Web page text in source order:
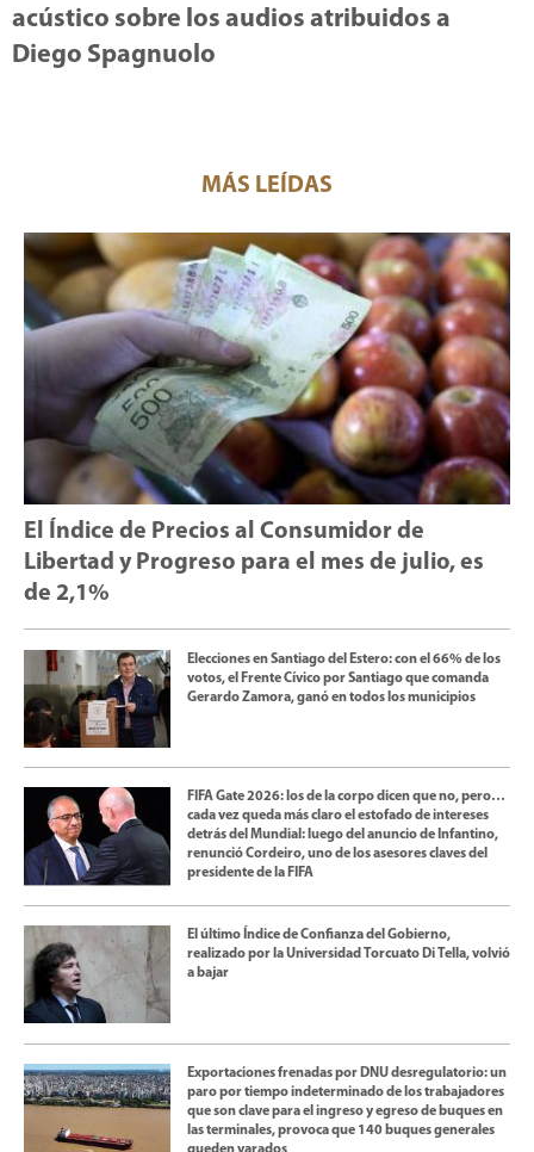
acústico sobre los audios atribuidos a
Diego Spagnuolo
MÁS LEÍDAS
El Índice de Precios al Consumidor de
Libertad y Progreso para el mes de julio, es
de 2,1%
Elecciones en Santiago del Estero: con el 66% de los
votos, el Frente Cívico por Santiago que comanda
Gerardo Zamora, ganó en todos los municipios
FIFA Gate 2026: los de la corpo dicen que no, pero…
cada vez queda más claro el estofado de intereses
detrás del Mundial: luego del anuncio de Infantino,
renunció Cordeiro, uno de los asesores claves del
presidente de la FIFA
El último Índice de Confianza del Gobierno,
realizado por la Universidad Torcuato Di Tella, volvió
a bajar
Exportaciones frenadas por DNU desregulatorio: un
paro por tiempo indeterminado de los trabajadores
que son clave para el ingreso y egreso de buques en
las terminales, provoca que 140 buques generales